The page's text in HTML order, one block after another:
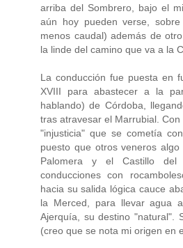
arriba del Sombrero, bajo el
aún hoy pueden verse,
menos caudal) además de
la linde del camino que va a la
La conducción fue puesta en
XVIII para abastecer a la
hablando) de Córdoba,
tras atravesar el Marrubial.
"injusticia" que se cometía
puesto que otros veneros
Palomera y el Castillo del
conducciones con
hacia su salida lógica cauce
la Merced, para llevar agua
Ajerquía, su destino "natural".
(creo que se nota mi origen en